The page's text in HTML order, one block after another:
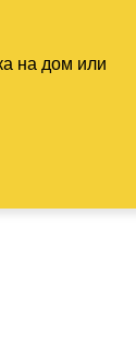
на дом или